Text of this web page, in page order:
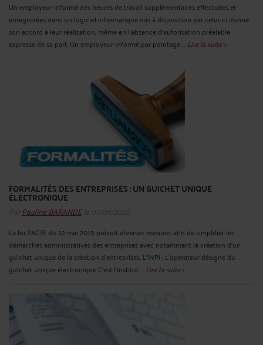
Un employeur informé des heures de travail supplémentaires effectuées et
enregistrées dans un logiciel informatique mis à disposition par celui-ci donne
son accord à leur réalisation, même en l’absence d’autorisation préalable
expresse de sa part. Un employeur informé par pointage ... Lire la suite >
FORMALITÉS DES ENTREPRISES : UN GUICHET UNIQUE
ÉLECTRONIQUE
Par Pauline BARANDEle 07/09/2020
La loi PACTE du 22 mai 2019 prévoit diverses mesures afin de simplifier les
démarches administratives des entreprises avec notamment la création d’un
guichet unique de la création d’entreprises. L’INPI : L’opérateur désigné du
guichet unique électronique C’est l’Institut ... Lire la suite >